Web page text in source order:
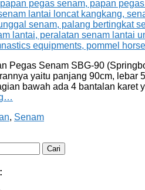
Pegas Senam SBG-90
yaitu panjang 90cm, lebar
bawah ada 4 bantalan karet
, Senam